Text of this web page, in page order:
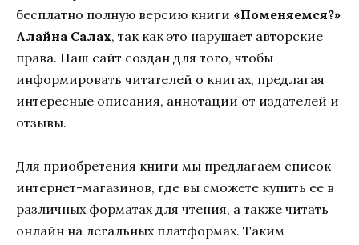
бесплатно полную версию книги «Поменяемся?»
Алайна Салах, так как это нарушает авторские
права. Наш сайт создан для того, чтобы
информировать читателей о книгах, предлагая
интересные описания, аннотации от издателей и
отзывы.
Для приобретения книги мы предлагаем список
интернет-магазинов, где вы сможете купить ее в
различных форматах для чтения, а также читать
онлайн на легальных платформах. Таким